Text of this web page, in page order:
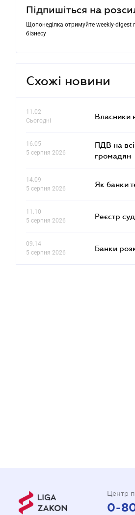
Підпишіться на
Щопонеділка отримуйте weekly-digest
бізнесу
Схожі новини
11.02
Сьогодні
Власники
16.05
5 серпня 2026
ПДВ на
громадян
14.09
5 серпня 2026
Як банки
11.10
5 серпня 2026
Реєстр
09.14
5 серпня 2026
Банки
Центр
0-